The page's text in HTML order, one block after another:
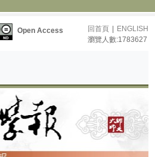
Open Access 回首頁
ENGLISH
瀏覽人數:1783627